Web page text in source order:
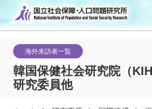
海外来訪者一覧
韓国保健社会研究院（
研究委員他